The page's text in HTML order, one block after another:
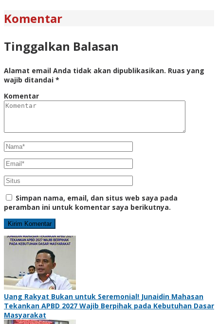
Komentar
Tinggalkan Balasan
Alamat email Anda tidak akan dipublikasikan. Ruas yang
wajib ditandai *
Komentar
Simpan nama, email, dan situs web saya pada
peramban ini untuk komentar saya berikutnya.
Uang Rakyat Bukan untuk Seremonial! Junaidin Mahasan
Tekankan APBD 2027 Wajib Berpihak pada Kebutuhan Dasar
Masyarakat